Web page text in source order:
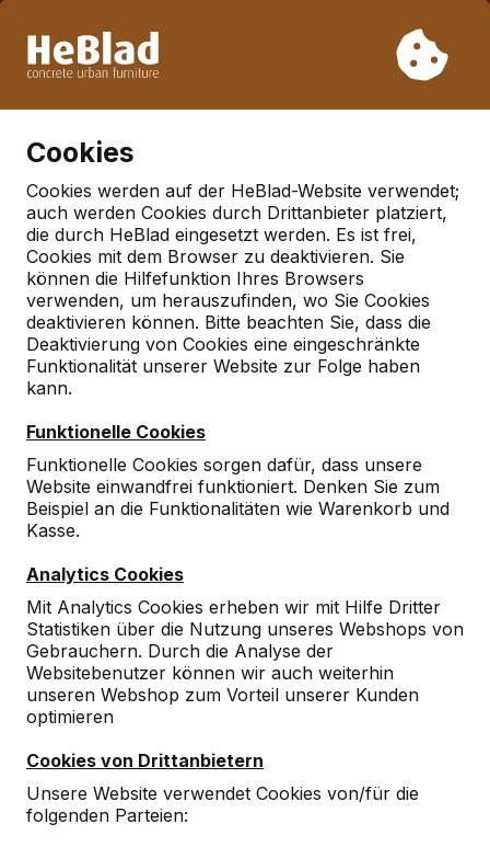
Woche 33 nicht. Bitte berücksichtigen Sie daher längere
Cookies
Cookies werden auf der HeBlad-Website verwendet;
auch werden Cookies durch Drittanbieter platziert,
die durch HeBlad eingesetzt werden. Es ist frei,
Cookies mit dem Browser zu deaktivieren. Sie
können die Hilfefunktion Ihres Browsers
verwenden, um herauszufinden, wo Sie Cookies
deaktivieren können. Bitte beachten Sie, dass die
Deaktivierung von Cookies eine eingeschränkte
Funktionalität unserer Website zur Folge haben
kann.
Funktionelle Cookies
Funktionelle Cookies sorgen dafür, dass unsere
Website einwandfrei funktioniert. Denken Sie zum
Beispiel an die Funktionalitäten wie Warenkorb und
Kasse.
Analytics Cookies
Mit Analytics Cookies erheben wir mit Hilfe Dritter
Statistiken über die Nutzung unseres Webshops von
Gebrauchern. Durch die Analyse der
Websitebenutzer können wir auch weiterhin
unseren Webshop zum Vorteil unserer Kunden
optimieren
Cookies von Drittanbietern
Unsere Website verwendet Cookies von/für die
folgenden Parteien:
Deutschland
Referenties in:Koln
10
10
16-12-2022
10
Dies ist nun unsere zweiter Outdoorkicker
von der Firma He Blad und wir sind mit beiden